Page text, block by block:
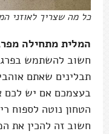
כל מה שצריך לאוזני
המלית מתחילה
חשוב להשתמש בפרג
תבלינים שאתם
בעצמכם אם יש לכם
הטחון נוטה לספוח
חשוב זה להכין את